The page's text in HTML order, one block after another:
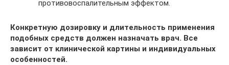
противовоспалительным эффектом.
Конкретную дозировку и длительность применения
подобных средств должен назначать врач. Все
зависит от клинической картины и индивидуальных
особенностей.